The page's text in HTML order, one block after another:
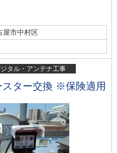
屋市中村区
タル・アンテナ工事
ター交換 ※保険適用